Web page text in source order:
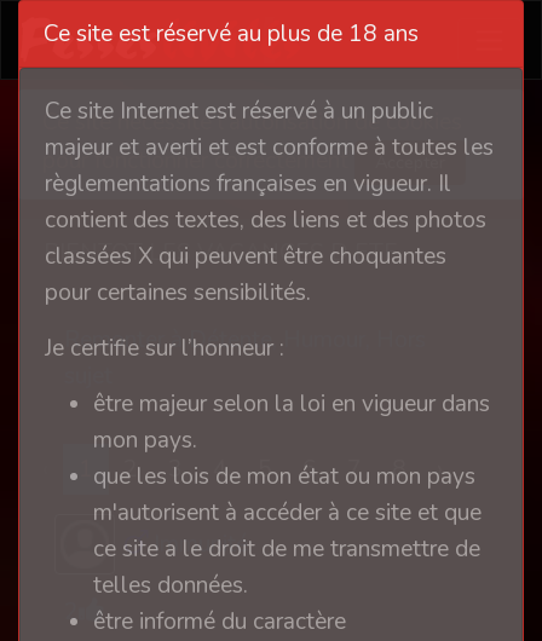
Ce site nécessite l'autorisation de cookies
pour fonctionner correctement
Accepter
BIENTOT LES VACANCES D ETE
Remonter à Détente, Humour, Hors
2 3 4 5 6 7 8 ›
Immunité
2
Ce site est réservé au plus de 18 ans
Ce site Internet est réservé à un public
majeur et averti et est conforme à toutes les
règlementations françaises en vigueur. Il
contient des textes, des liens et des photos
classées X qui peuvent être choquantes
pour certaines sensibilités.
Je certifie sur l’honneur :
être majeur selon la loi en vigueur dans
mon pays.
que les lois de mon état ou mon pays
m'autorisent à accéder à ce site et que
ce site a le droit de me transmettre de
telles données.
être informé du caractère